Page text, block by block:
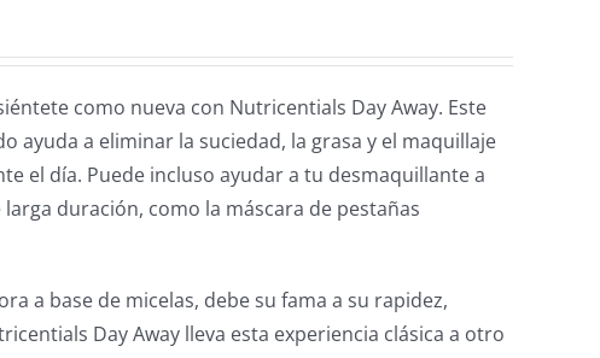
como nueva con Nutricentials Day Away. Este
ayuda a eliminar la suciedad, la grasa y el maquillaje
el día. Puede incluso ayudar a tu desmaquillante a
duración, como la máscara de pestañas
a base de micelas, debe su fama a su rapidez,
Day Away lleva esta experiencia clásica a otro